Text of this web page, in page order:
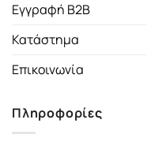
Εγγραφή B2B
Κατάστημα
Επικοινωνία
Πληροφορίες